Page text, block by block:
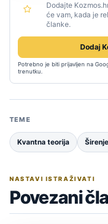
Dodajte
će vam, kada je
članke.
Dodaj
Potrebno je biti prijavljen na
trenutku.
TEME
Kvantna teorija
NASTAVI ISTRAŽIVATI
Povezani